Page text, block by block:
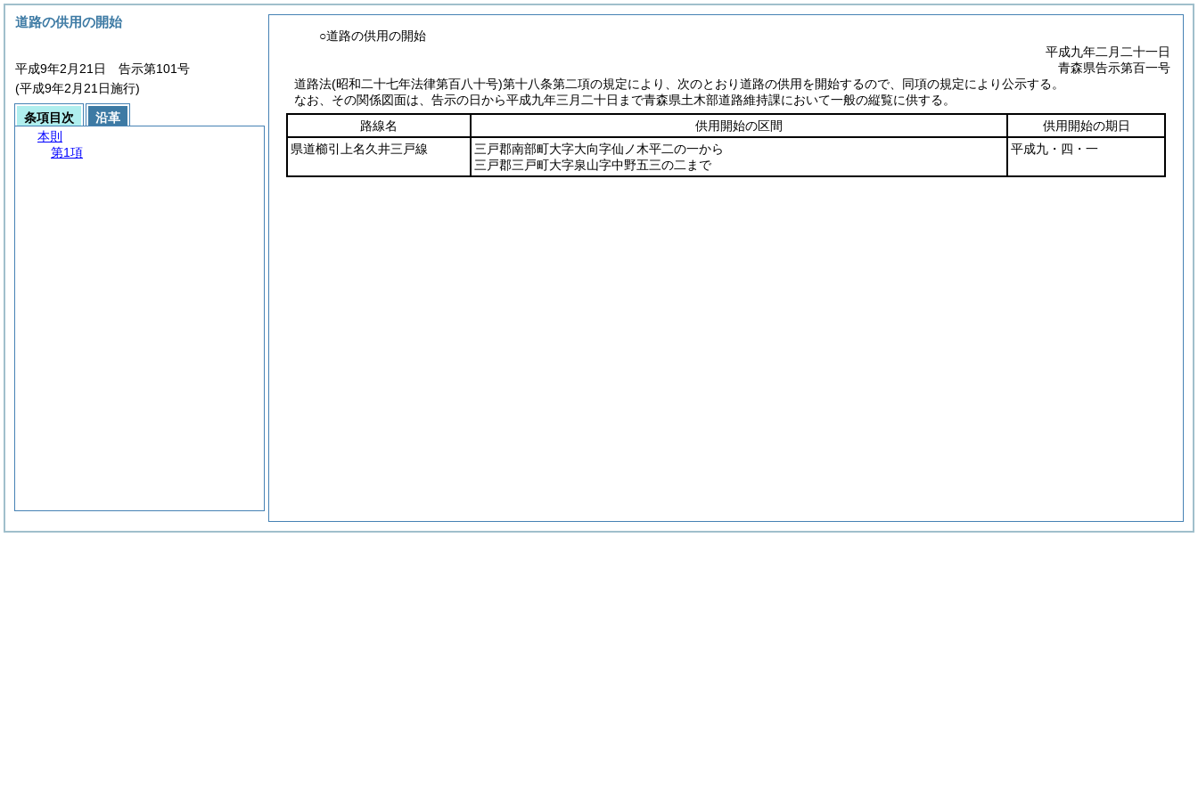
○道路の供用の開始
平成九年二月二十一日
青森県告示第百一号
道路法(昭和二十七年法律第百八十号)第十八条第二項の規定により、次のとおり道路の供用を開始するので、同項の規定により公示する。
なお、その関係図面は、告示の日から平成九年三月二十日まで青森県土木部道路維持課において一般の縦覧に供する。
路線名
供用開始の区間
供用開始の期日
県道櫛引上名久井三戸線
三戸郡南部町大字大向字仙ノ木平二の一から
三戸郡三戸町大字泉山字中野五三の二まで
平成九・四・一
道路の供用の開始
平成9年2月21日 告示第101号
(平成9年2月21日施行)
条項目次
沿革
本則
第1項